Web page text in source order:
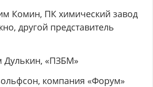
Комин, ПК химический завод
другой представитель
Дулькин, «ПЗБМ»
компания «Форум»